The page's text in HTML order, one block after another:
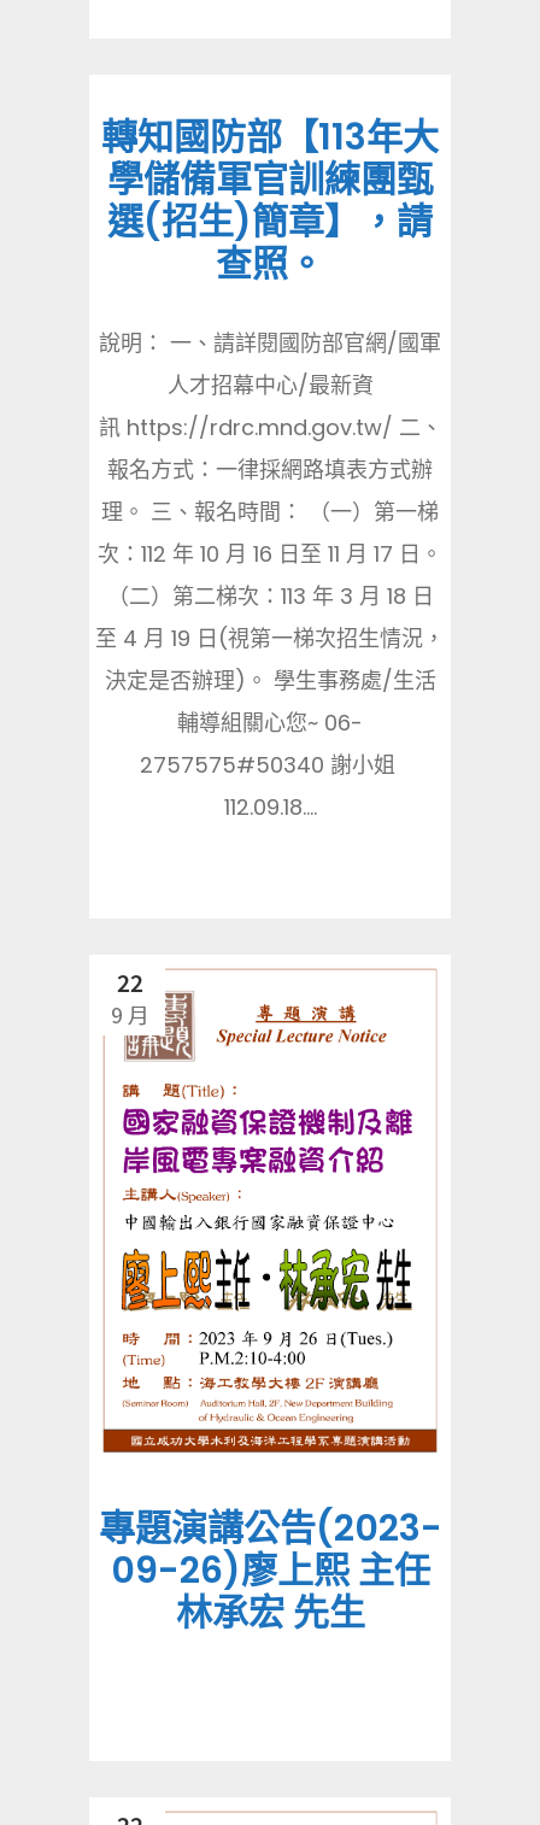
轉知國防部【113年大
學儲備軍官訓練團甄
選(招生)簡章】，請
查照。
說明： 一、請詳閱國防部官網/國軍
人才招幕中心/最新資
訊 https://rdrc.mnd.gov.tw/ 二、
報名方式：一律採網路填表方式辦
理。 三、報名時間： （一）第一梯
次：112 年 10 月 16 日至 11 月 17 日。
（二）第二梯次：113 年 3 月 18 日
至 4 月 19 日(視第一梯次招生情況，
決定是否辦理)。 學生事務處/生活
輔導組關心您~ 06-
2757575#50340 謝小姐
112.09.18....
22
9 月
專題演講公告(2023-
09-26)廖上熙 主任
林承宏 先生